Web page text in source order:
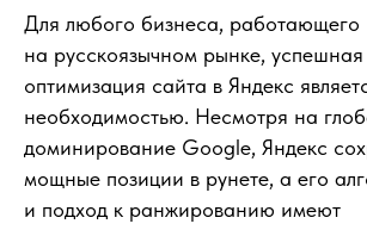
Для любого бизнеса, работающего
на русскоязычном рынке, успешная
оптимизация сайта в Яндекс
необходимостью. Несмотря на
доминирование Google, Яндекс
мощные позиции в рунете, а его
и подход к ранжированию имеют